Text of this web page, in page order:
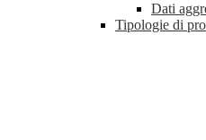
Dati
Tipologie di